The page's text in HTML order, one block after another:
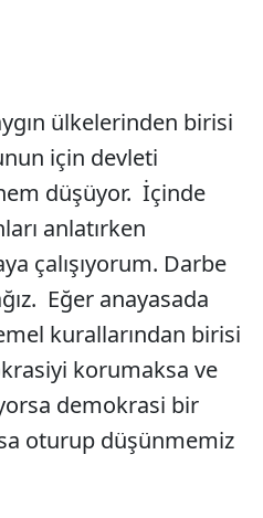
ülkelerinden birisi
için devleti
düşüyor. İçinde
anlatırken
çalışıyorum. Darbe
Eğer anayasada
kurallarından birisi
korumaksa ve
demokrasi bir
oturup düşünmemiz